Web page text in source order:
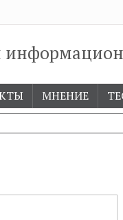
МНЕНИЕ